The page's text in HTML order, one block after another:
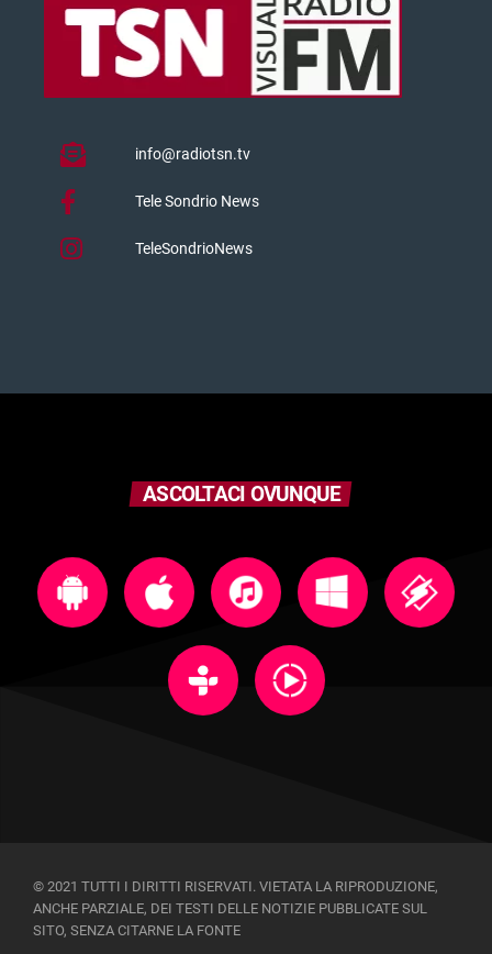
info@radiotsn.tv
Tele Sondrio News
TeleSondrioNews
ASCOLTACI OVUNQUE
© 2021 TUTTI I DIRITTI RISERVATI. VIETATA LA RIPRODUZIONE,
ANCHE PARZIALE, DEI TESTI DELLE NOTIZIE PUBBLICATE SUL
SITO, SENZA CITARNE LA FONTE